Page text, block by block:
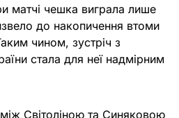
матчі чешка виграла лише
до накопичення втоми
чином, зустріч з
стала для неї надмірним
між Світоліною та Синяковою